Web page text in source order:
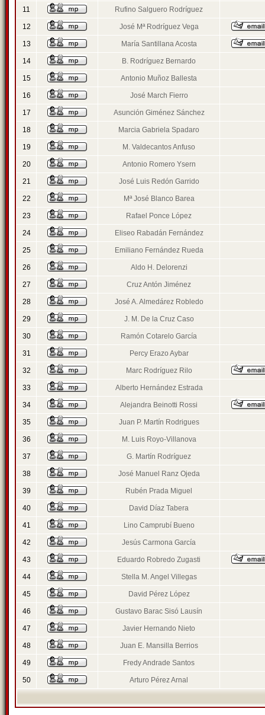
11 Rufino Salguero Rodríguez
12 José Mª Rodríguez Vega
13 María Santillana Acosta
14 B. Rodríguez Bernardo
15 Antonio Muñoz Ballesta
16 José March Fierro
17 Asunción Giménez Sánchez
18 Marcia Gabriela Spadaro
19 M. Valdecantos Anfuso
20 Antonio Romero Ysern
21 José Luis Redón Garrido
22 Mª José Blanco Barea
23 Rafael Ponce López
24 Eliseo Rabadán Fernández
25 Emiliano Fernández Rueda
26 Aldo H. Delorenzi
27 Cruz Antón Jiménez
28 José A. Almedárez Robledo
29 J. M. De la Cruz Caso
30 Ramón Cotarelo García
31 Percy Erazo Aybar
32 Marc Rodríguez Rilo
33 Alberto Hernández Estrada
34 Alejandra Beinotti Rossi
35 Juan P. Martín Rodrigues
36 M. Luis Royo-Villanova
37 G. Martín Rodríguez
38 José Manuel Ranz Ojeda
39 Rubén Prada Miguel
40 David Díaz Tabera
41 Lino Camprubí Bueno
42 Jesús Carmona García
43 Eduardo Robredo Zugasti
44 Stella M. Angel Villegas
45 David Pérez López
46 Gustavo Barac Sisó Lausín
47 Javier Hernando Nieto
48 Juan E. Mansilla Berrios
49 Fredy Andrade Santos
50 Arturo Pérez Arnal